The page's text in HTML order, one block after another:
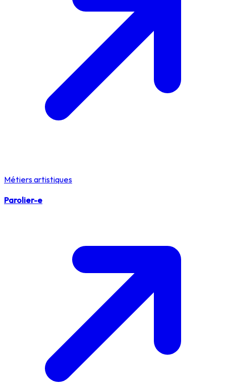
Métiers artistiques
Parolier-e